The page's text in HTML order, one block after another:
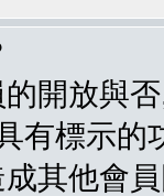
開放與
有標示
其他會